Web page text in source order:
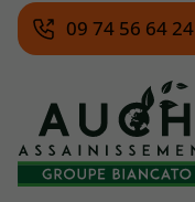
09 74 56 64 24